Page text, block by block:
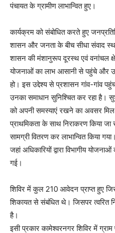
पंचायत के ग्रामीण लाभान्वित हुए।
कार्यक्रम को संबोधित करते हुए
शासन और जनता के बीच सीधा संवाद
शासन की मंशानुरूप दूरस्थ एवं वनांचल
योजनाओं का लाभ आसानी से पहुंचे और
हो। इस उद्देश्य से प्रशासन गांव-गांव
उनका समाधान सुनिश्चित कर रहा है।
को अपनी समस्याएं रखने का अवसर मिल
प्राथमिकता के साथ निराकरण किया जा
सामग्री वितरण कर लाभान्वित किया
जहां अधिकारियों द्वारा विभागीय
गई।
शिविर में कुल 210 आवेदन प्राप्त हुए
शिकायत से संबंधित थे। जिसपर त्वरित
है।
इसी प्रकार कामेश्वरनगर शिविर में